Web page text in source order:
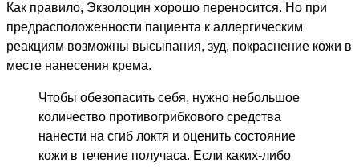
Как правило, Экзолоцин хорошо переносится. Но при
предрасположенности пациента к аллергическим
реакциям возможны высыпания, зуд, покраснение кожи в
месте нанесения крема.
Чтобы обезопасить себя, нужно небольшое
количество противогрибкового средства
нанести на сгиб локтя и оценить состояние
кожи в течение получаса. Если каких-либо